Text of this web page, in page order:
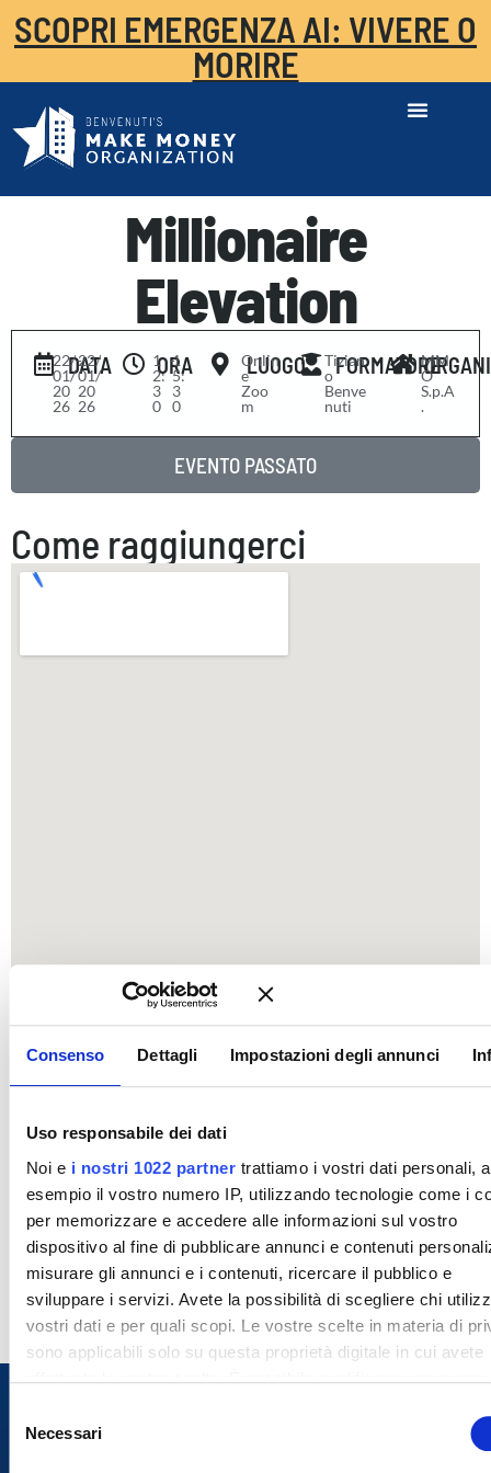
Consenso Dettagli Impostazioni degli annunci
Uso responsabile dei dati
Noi e i nostri 1022 partnertrattiamo i vostri dati personali,
esempio il vostro numero IP, utilizzando tecnologie come i
per memorizzare e accedere alle informazioni sul vostro
dispositivo al fine di pubblicare annunci e contenuti
misurare gli annunci e i contenuti, ricercare il pubblico e
sviluppare i servizi. Avete la possibilità di scegliere chi
vostri dati e per quali scopi. Le vostre scelte in materia di
sono applicabili solo su questa proprietà digitale in cui avete
effettuato le vostre scelte. È possibile modificare o revocare
cookie o facendo clic sull'icona di attivazione della privacy.
Necessari
SCOPRI EMERGENZA AI: VIVERE O
MORIRE
Millionaire
Elevation
DATA
22/
01/
20
26
-22/
01/
20
26
ORA
1
2:
3
0
-1
5:
3
0
LUOGO
Onlin
e
Zoo
m
FORMATORE
Tizian
o
Benve
nuti
MM
O
S.p.A
.
EVENTO PASSATO
Come raggiungerci